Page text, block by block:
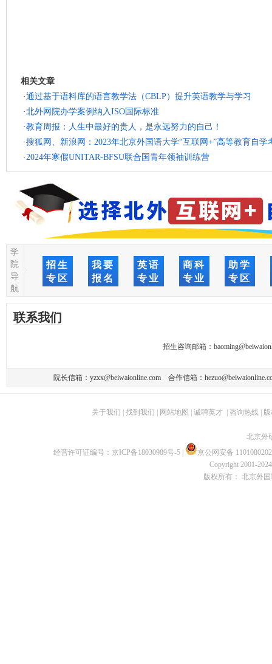
相关文章
·通过基于语料库的语言教学法（CBLP）提升英语教学与学习
·北外网院办学案例纳入ISO国际标准
·教育周报：人生中最好的贵人，是永远努力的自己！
·搜狐网、新浪网：2023年北京外国语大学“互联网+”高等教育自学
·2024年寒假UNITAR-BFSU联合国青年领袖训练营
学
院
导
航
招生
专区
我要
报名
英语
专业
商科
专业
助学
专区
联系我们
招生咨询邮箱：
院长信箱： yzxx@beiwaionline.com 合作信箱：
关于我们 找到我们 网站地图 诚聘英才| 咨询热线|
北京外
经营许可证编号： 京ICP备18030989号-5
京公网安备
Copyright 2001-
版权所有： 北京外